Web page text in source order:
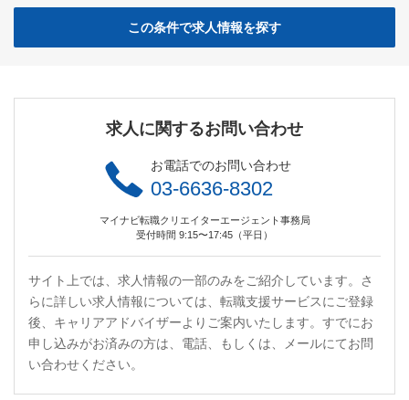
この条件で求人情報を探す
求人に関するお問い合わせ
お電話でのお問い合わせ
03-6636-8302
マイナビ転職クリエイターエージェント事務局
受付時間 9:15〜17:45（平日）
サイト上では、求人情報の一部のみをご紹介しています。さ
らに詳しい求人情報については、転職支援サービスにご登録
後、キャリアアドバイザーよりご案内いたします。すでにお
申し込みがお済みの方は、電話、もしくは、メールにてお問
い合わせください。